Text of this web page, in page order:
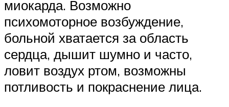
миокарда. Возможно
психомоторное возбуждение,
больной хватается за область
сердца, дышит шумно и часто,
ловит воздух ртом, возможны
потливость и покраснение лица.